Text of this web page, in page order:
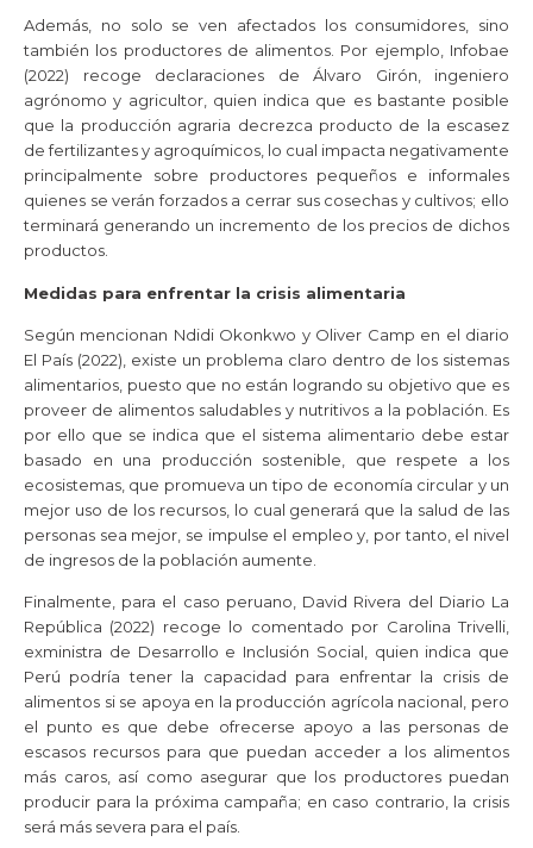
Además, no solo se ven afectados los consumidores, sino
también los productores de alimentos. Por ejemplo, Infobae
(2022) recoge declaraciones de Álvaro Girón, ingeniero
agrónomo y agricultor, quien indica que es bastante posible
que la producción agraria decrezca producto de la escasez
de fertilizantes y agroquímicos, lo cual impacta negativamente
principalmente sobre productores pequeños e informales
quienes se verán forzados a cerrar sus cosechas y cultivos; ello
terminará generando un incremento de los precios de dichos
productos.
Medidas para enfrentar la crisis alimentaria
Según mencionan Ndidi Okonkwo y Oliver Camp en el diario
El País (2022), existe un problema claro dentro de los sistemas
alimentarios, puesto que no están logrando su objetivo que es
proveer de alimentos saludables y nutritivos a la población. Es
por ello que se indica que el sistema alimentario debe estar
basado en una producción sostenible, que respete a los
ecosistemas, que promueva un tipo de economía circular y un
mejor uso de los recursos, lo cual generará que la salud de las
personas sea mejor, se impulse el empleo y, por tanto, el nivel
de ingresos de la población aumente.
Finalmente, para el caso peruano, David Rivera del Diario La
República (2022) recoge lo comentado por Carolina Trivelli,
exministra de Desarrollo e Inclusión Social, quien indica que
Perú podría tener la capacidad para enfrentar la crisis de
alimentos si se apoya en la producción agrícola nacional, pero
el punto es que debe ofrecerse apoyo a las personas de
escasos recursos para que puedan acceder a los alimentos
más caros, así como asegurar que los productores puedan
producir para la próxima campaña; en caso contrario, la crisis
será más severa para el país.